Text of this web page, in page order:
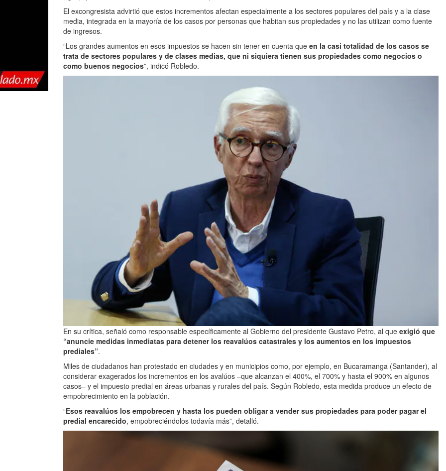
El excongresista advirtió que estos incrementos afectan especialmente a los sectores populares del país y a la clase
media, integrada en la mayoría de los casos por personas que habitan sus propiedades y no las utilizan como fuente
de ingresos.
“Los grandes aumentos en esos impuestos se hacen sin tener en cuenta que en la casi totalidad de los casos se
trata de sectores populares y de clases medias, que ni siquiera tienen sus propiedades como negocios o
como buenos negocios”, indicó Robledo.
En su crítica, señaló como responsable específicamente al Gobierno del presidente Gustavo Petro, al que exigió que
“anuncie medidas inmediatas para detener los reavalúos catastrales y los aumentos en los impuestos
prediales”.
Miles de ciudadanos han protestado en ciudades y en municipios como, por ejemplo, en Bucaramanga (Santander), al
considerar exagerados los incrementos en los avalúos –que alcanzan el 400%, el 700% y hasta el 900% en algunos
casos– y el impuesto predial en áreas urbanas y rurales del país. Según Robledo, esta medida produce un efecto de
empobrecimiento en la población.
“Esos reavalúos los empobrecen y hasta los pueden obligar a vender sus propiedades para poder pagar el
predial encarecido, empobreciéndolos todavía más”, detalló.